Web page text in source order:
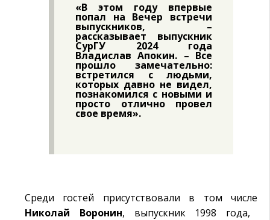
«В этом году впервые
попал на Вечер встречи
выпускников, –
рассказывает выпускник
СурГУ 2024 года
Владислав Апокин. – Все
прошло замечательно:
встретился с людьми,
которых давно не видел,
познакомился с новыми и
просто отлично провел
свое время».
Среди гостей присутствовали в том числе
Николай Воронин, выпускник 1998 года,